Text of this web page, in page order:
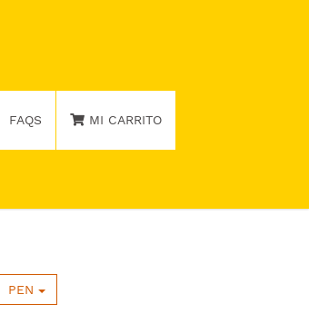
FAQS MI CARRITO
PEN